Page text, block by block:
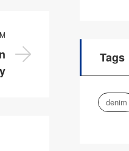
Tags
denim